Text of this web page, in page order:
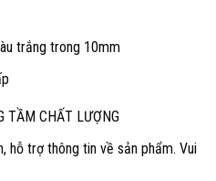
trắng trong 10mm
TẦM CHẤT LƯỢNG
hỗ trợ thông tin về sản phẩm. Vui